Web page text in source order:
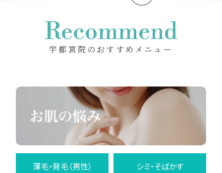
Recommend
宇都宮院のおすすめメニュー
薄毛・発毛（男性） シミ・そばかす